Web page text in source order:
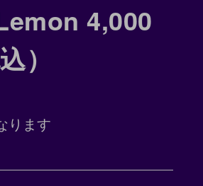
4,000
）
ります